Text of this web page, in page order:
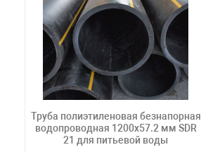
Труба полиэтиленовая безнапорная
водопроводная 1200х57.2 мм SDR
21 для питьевой воды